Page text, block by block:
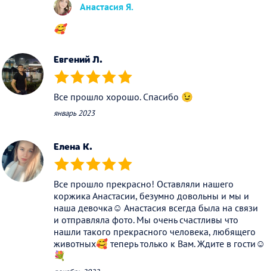
Анастасия Я.
🥰
Евгений Л.
(*) (*) (*) (*) (*)
Все прошло хорошо. Спасибо 😉
январь 2023
Елена К.
(*) (*) (*) (*) (*)
Все прошло прекрасно! Оставляли нашего
коржика Анастасии, безумно довольны и мы и
наша девочка☺️ Анастасия всегда была на связи
и отправляла фото. Мы очень счастливы что
нашли такого прекрасного человека, любящего
животных🥰 теперь только к Вам. Ждите в гости☺️
💐